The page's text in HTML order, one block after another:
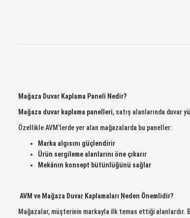
Mağaza Duvar Kaplama Paneli Nedir?
Mağaza duvar kaplama panelleri, satış alanlarında duvar
Özellikle AVM’lerde yer alan mağazalarda bu paneller:
Marka algısını güçlendirir
Ürün sergileme alanlarını öne çıkarır
Mekânın konsept bütünlüğünü sağlar
AVM ve Mağaza Duvar Kaplamaları Neden Önemlidir?
Mağazalar, müşterinin markayla ilk temas ettiği alanlardır.